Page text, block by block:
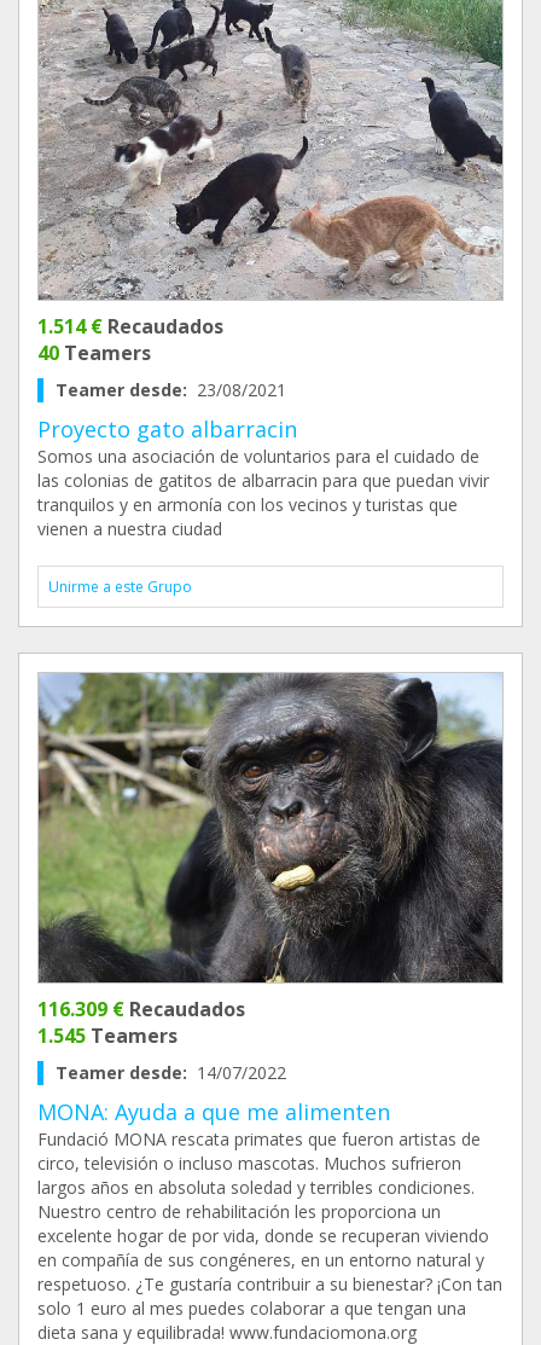
1.514 € Recaudados
40 Teamers
Teamer desde: 23/08/2021
Proyecto gato albarracin
Somos una asociación de voluntarios para el cuidado de
las colonias de gatitos de albarracin para que puedan vivir
tranquilos y en armonía con los vecinos y turistas que
vienen a nuestra ciudad
Unirme a este Grupo
116.309 € Recaudados
1.545 Teamers
Teamer desde: 14/07/2022
MONA: Ayuda a que me alimenten
Fundació MONA rescata primates que fueron artistas de
circo, televisión o incluso mascotas. Muchos sufrieron
largos años en absoluta soledad y terribles condiciones.
Nuestro centro de rehabilitación les proporciona un
excelente hogar de por vida, donde se recuperan viviendo
en compañía de sus congéneres, en un entorno natural y
respetuoso. ¿Te gustaría contribuir a su bienestar? ¡Con tan
solo 1 euro al mes puedes colaborar a que tengan una
dieta sana y equilibrada! www.fundaciomona.org